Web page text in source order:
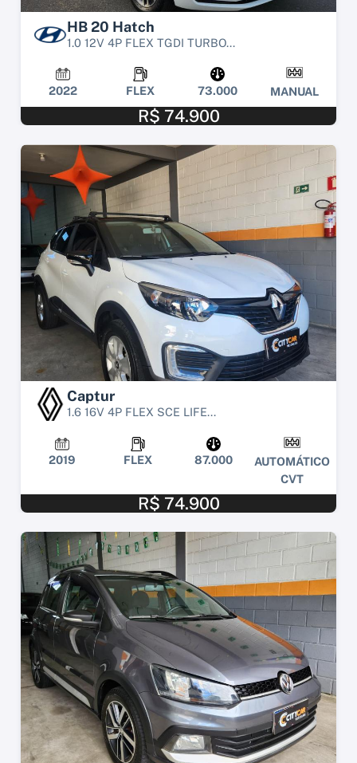
HB 20 Hatch
1.0 12V 4P FLEX TGDI TURBO...
2022 FLEX 73.000 MANUAL
R$ 74.900
Captur
1.6 16V 4P FLEX SCE LIFE...
2019 FLEX 87.000
AUTOMÁTICO
CVT
R$ 74.900